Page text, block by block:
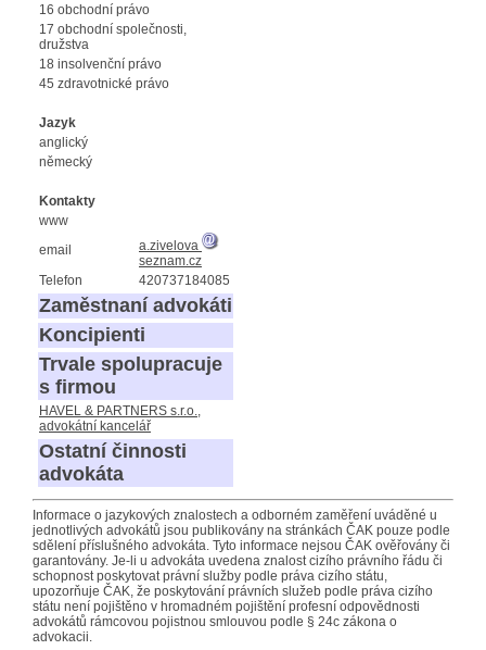
16 obchodní právo
17 obchodní společnosti,
družstva
18 insolvenční právo
45 zdravotnické právo
Jazyk
anglický
německý
Kontakty
www
email
a.zivelova
seznam.cz
Telefon
420737184085
Zaměstnaní advokáti
Koncipienti
Trvale spolupracuje
s firmou
HAVEL & PARTNERS s.r.o.,
advokátní kancelář
Ostatní činnosti
advokáta
Informace o jazykových znalostech a odborném zaměření uváděné u
jednotlivých advokátů jsou publikovány na stránkách ČAK pouze podle
sdělení příslušného advokáta. Tyto informace nejsou ČAK ověřovány či
garantovány. Je-li u advokáta uvedena znalost cizího právního řádu či
schopnost poskytovat právní služby podle práva cizího státu,
upozorňuje ČAK, že poskytování právních služeb podle práva cizího
státu není pojištěno v hromadném pojištění profesní odpovědnosti
advokátů rámcovou pojistnou smlouvou podle § 24c zákona o
advokacii.